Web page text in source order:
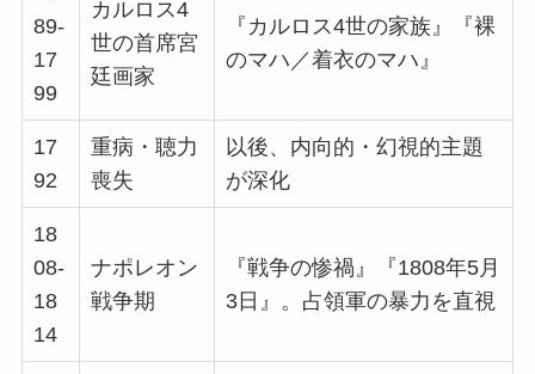
89-
17
99
カルロス4
世の首席宮
廷画家
『カルロス4世の家族』『裸
のマハ／着衣のマハ』
17
92
重病・聴力
喪失
以後、内向的・幻視的主題
が深化
18
08-
18
14
ナポレオン
戦争期
『戦争の惨禍』『1808年5月
3日』。占領軍の暴力を直視